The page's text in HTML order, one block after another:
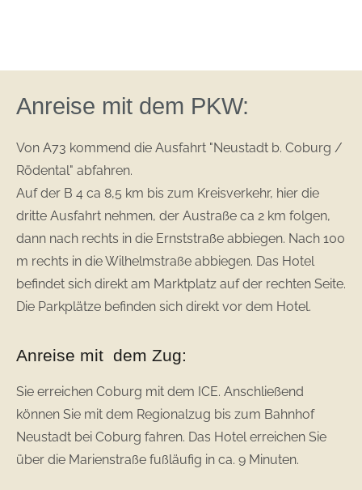
Anreise mit dem PKW:
Von A73 kommend die Ausfahrt "Neustadt b. Coburg /
Rödental" abfahren.
Auf der B 4 ca 8,5 km bis zum Kreisverkehr, hier die
dritte Ausfahrt nehmen, der Austraße ca 2 km folgen,
dann nach rechts in die Ernststraße abbiegen. Nach 100
m rechts in die Wilhelmstraße abbiegen. Das Hotel
befindet sich direkt am Marktplatz auf der rechten Seite.
Die Parkplätze befinden sich direkt vor dem Hotel.
Anreise mit dem Zug:
Sie erreichen Coburg mit dem ICE. Anschließend
können Sie mit dem Regionalzug bis zum Bahnhof
Neustadt bei Coburg fahren. Das Hotel erreichen Sie
über die Marienstraße fußläufig in ca. 9 Minuten.